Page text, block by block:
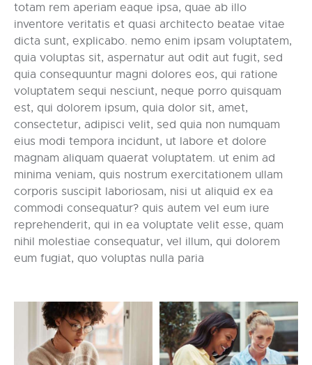
totam rem aperiam eaque ipsa, quae ab illo
inventore veritatis et quasi architecto beatae vitae
dicta sunt, explicabo. nemo enim ipsam voluptatem,
quia voluptas sit, aspernatur aut odit aut fugit, sed
quia consequuntur magni dolores eos, qui ratione
voluptatem sequi nesciunt, neque porro quisquam
est, qui dolorem ipsum, quia dolor sit, amet,
consectetur, adipisci velit, sed quia non numquam
eius modi tempora incidunt, ut labore et dolore
magnam aliquam quaerat voluptatem. ut enim ad
minima veniam, quis nostrum exercitationem ullam
corporis suscipit laboriosam, nisi ut aliquid ex ea
commodi consequatur? quis autem vel eum iure
reprehenderit, qui in ea voluptate velit esse, quam
nihil molestiae consequatur, vel illum, qui dolorem
eum fugiat, quo voluptas nulla paria